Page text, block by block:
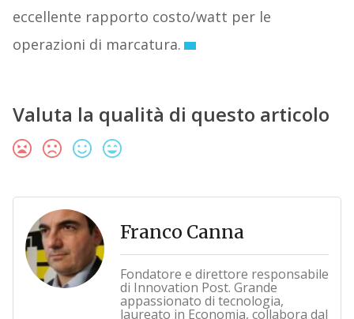
eccellente rapporto costo/watt per le
operazioni di marcatura.
Valuta la qualità di questo articolo
Franco Canna
Fondatore e direttore responsabile
di Innovation Post. Grande
appassionato di tecnologia,
laureato in Economia, collabora dal